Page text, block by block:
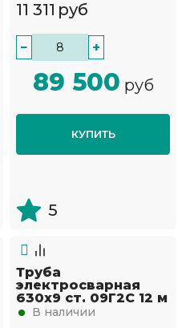
11 311 руб
− +
89 500 руб
КУПИТЬ
5
Труба
электросварная
630х9 ст. 09Г2С 12 м
В наличии